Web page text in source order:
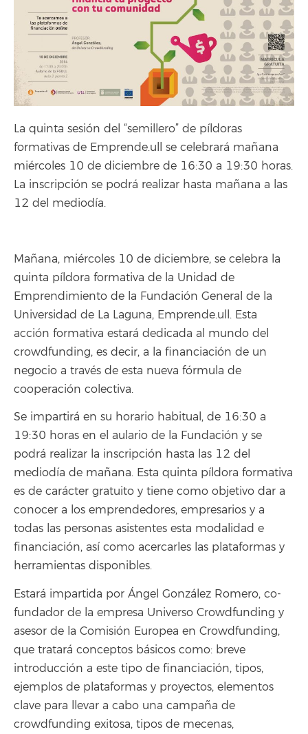
La quinta sesión del “semillero” de píldoras
formativas de Emprende.ull se celebrará mañana
miércoles 10 de diciembre de 16:30 a 19:30 horas.
La inscripción se podrá realizar hasta mañana a las
12 del mediodía.
Mañana, miércoles 10 de diciembre, se celebra la
quinta píldora formativa de la Unidad de
Emprendimiento de la Fundación General de la
Universidad de La Laguna, Emprende.ull. Esta
acción formativa estará dedicada al mundo del
crowdfunding, es decir, a la financiación de un
negocio a través de esta nueva fórmula de
cooperación colectiva.
Se impartirá en su horario habitual, de 16:30 a
19:30 horas en el aulario de la Fundación y se
podrá realizar la inscripción hasta las 12 del
mediodía de mañana. Esta quinta píldora formativa
es de carácter gratuito y tiene como objetivo dar a
conocer a los emprendedores, empresarios y a
todas las personas asistentes esta modalidad e
financiación, así como acercarles las plataformas y
herramientas disponibles.
Estará impartida por Ángel González Romero, co-
fundador de la empresa Universo Crowdfunding y
asesor de la Comisión Europea en Crowdfunding,
que tratará conceptos básicos como: breve
introducción a este tipo de financiación, tipos,
ejemplos de plataformas y proyectos, elementos
clave para llevar a cabo una campaña de
crowdfunding exitosa, tipos de mecenas,